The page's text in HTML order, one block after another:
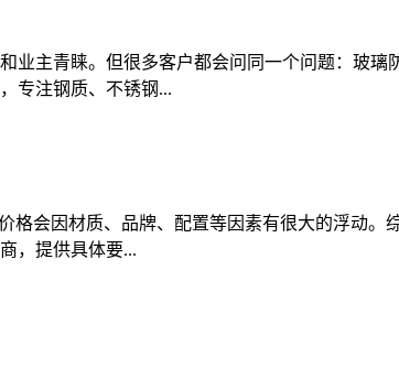
业主青睐。但很多客户都会问同一个问题：
专注钢质、不锈钢...
会因材质、品牌、配置等因素有很大的浮动。
，提供具体要...